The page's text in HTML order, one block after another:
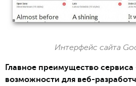
Интерфейс сайта
Главное преимущество
возможности для веб-